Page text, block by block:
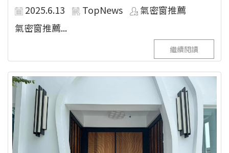
2025.6.13 TopNews
氣密窗推薦
氣密窗推薦...
繼續閱讀